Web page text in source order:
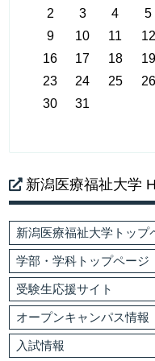
2
3 4 5
9
10 11 12
16
17 18 19
23
24 25 26
30
31
新潟医療福祉大学
新潟医療福祉大学トップ
学部・学科トップページ
受験生応援サイト
オープンキャンパス情報
入試情報